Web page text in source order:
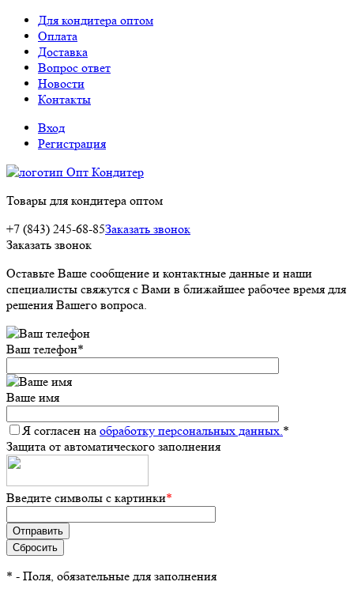
Для кондитера оптом
Оплата
Доставка
Вопрос ответ
Новости
Контакты
Вход
Регистрация
Товары для кондитера оптом
+7 (843) 245-68-85Заказать звонок
Заказать звонок
Оставьте Ваше сообщение и контактные данные и наши
специалисты свяжутся с Вами в ближайшее рабочее время для
решения Вашего вопроса.
Ваш телефон*
Ваше имя
Я согласен на обработку персональных данных.*
Защита от автоматического заполнения
Введите символы с картинки*
* - Поля, обязательные для заполнения